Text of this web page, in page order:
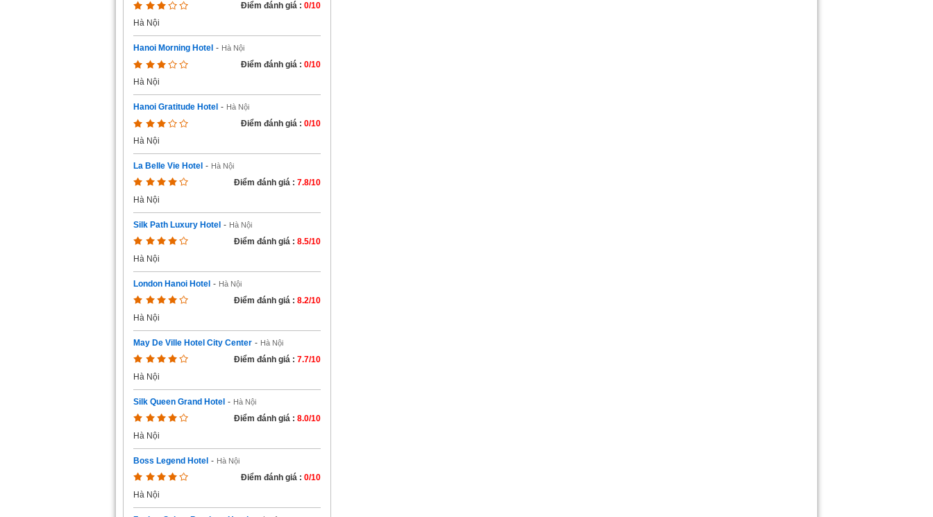
Điểm đánh giá : 0/10
Hà Nội
Hanoi Morning Hotel - Hà Nội
Điểm đánh giá : 0/10
Hà Nội
Hanoi Gratitude Hotel - Hà Nội
Điểm đánh giá : 0/10
Hà Nội
La Belle Vie Hotel - Hà Nội
Điểm đánh giá : 7.8/10
Hà Nội
Silk Path Luxury Hotel - Hà Nội
Điểm đánh giá : 8.5/10
Hà Nội
London Hanoi Hotel - Hà Nội
Điểm đánh giá : 8.2/10
Hà Nội
May De Ville Hotel City Center - Hà Nội
Điểm đánh giá : 7.7/10
Hà Nội
Silk Queen Grand Hotel - Hà Nội
Điểm đánh giá : 8.0/10
Hà Nội
Boss Legend Hotel - Hà Nội
Điểm đánh giá : 0/10
Hà Nội